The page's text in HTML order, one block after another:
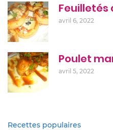
avril 6, 2022
Poulet
avril 5, 2022
Recettes populaires